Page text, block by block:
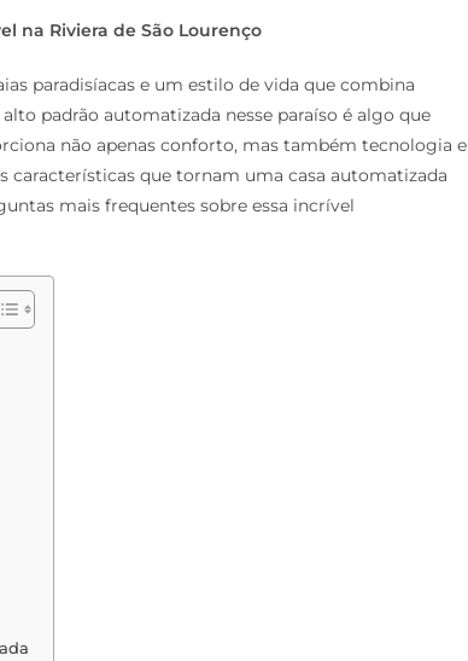
na Riviera de São Lourenço
paradisíacas e um estilo de vida que combina
padrão automatizada nesse paraíso é algo que
não apenas conforto, mas também tecnologia e
características que tornam uma casa automatizada
mais frequentes sobre essa incrível